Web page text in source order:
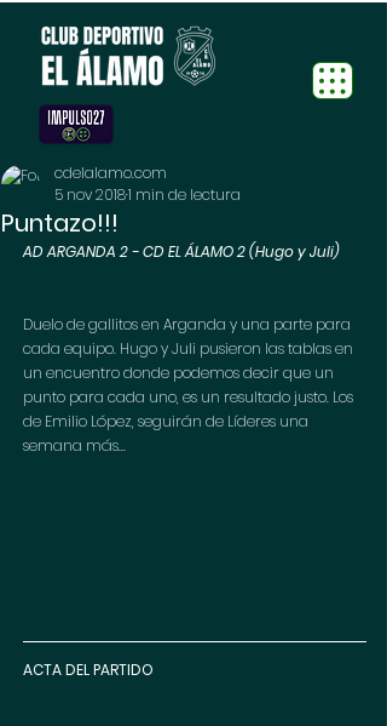
Puntazo!!!
cdelalamo.com
5 nov 20181 min de lectura
AD ARGANDA 2 - CD EL ÁLAMO 2 (Hugo y Juli)
Duelo de gallitos en Arganda y una parte para
cada equipo. Hugo y Juli pusieron las tablas en
un encuentro donde podemos decir que un
punto para cada uno, es un resultado justo. Los
de Emilio López, seguirán de Líderes una
semana más...
ACTA DEL PARTIDO